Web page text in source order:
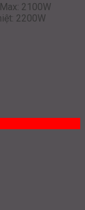
2100W
2200W